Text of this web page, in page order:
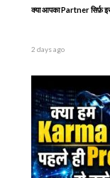
क्या आपका Partner सिर्फ़
2 days ago